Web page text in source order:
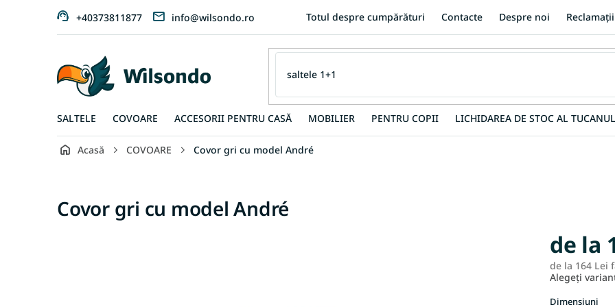
+40373811877 info@wilsondo.ro Totul despre cumpărături Contacte Despre noi
SALTELE COVOARE ACCESORII PENTRU CASĂ MOBILIER PENTRU COPII LICHIDAREA DE STOC AL
Acasă COVOARE Covor gri cu model André
Covor gri cu model André
de la
de la 164 Lei
Alegeţi
Dimensiuni